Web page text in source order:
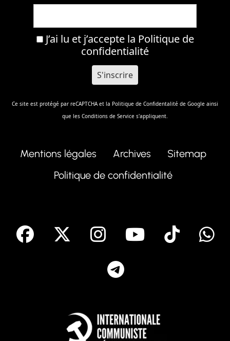
J’ai lu et j’accepte la Politique de
confidentialité
Ce site est protégé par reCAPTCHA et la Politique de Confidentalité de Google ainsi
que les Conditions de Service s'appliquent.
Mentions légales Archives
Sitemap
Politique de confidentialité
facebook Instagram
Youtube
Tik